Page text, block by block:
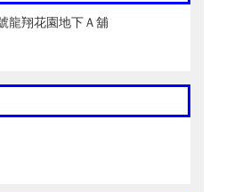
龍翔花園地下Ａ舖